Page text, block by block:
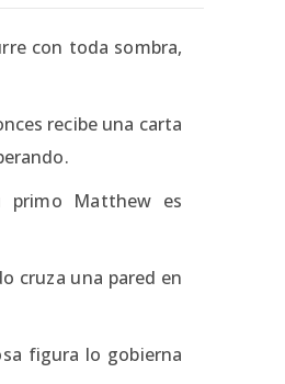
con toda sombra,
recibe una carta
primo Matthew es
cruza una pared en
figura lo gobierna